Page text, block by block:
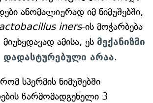
ანომალიურად იმ ნიმუშებში,
iners-ის მოჭარბება
ამისა, ეს მექანიზმი
დადასტურებული არაა.
სპერმის ნიმუშებში
წარმომადგენელი 3